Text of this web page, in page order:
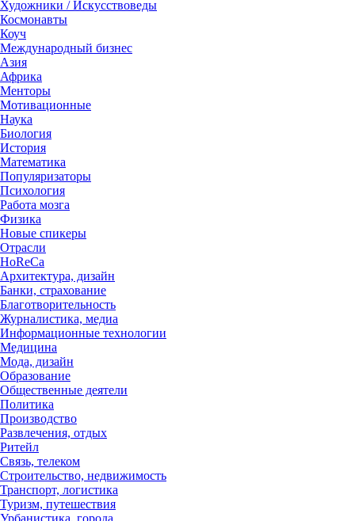
Художники / Искусствоведы
Космонавты
Коуч
Международный бизнес
Азия
Африка
Менторы
Мотивационные
Наука
Биология
История
Математика
Популяризаторы
Психология
Работа мозга
Физика
Новые спикеры
Отрасли
HoReCa
Архитектура, дизайн
Банки, страхование
Благотворительность
Журналистика, медиа
Информационные технологии
Медицина
Мода, дизайн
Образование
Общественные деятели
Политика
Производство
Развлечения, отдых
Ритейл
Связь, телеком
Строительство, недвижимость
Транспорт, логистика
Туризм, путешествия
Урбанистика, города